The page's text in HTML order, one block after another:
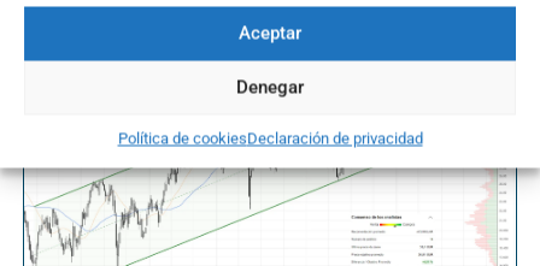
Aceptar
Denegar
Política de cookiesDeclaración de privacidad
01/07/2025